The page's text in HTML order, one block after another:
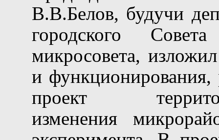
В.В.Белов, будучи
городского
микросовета,
и функционирования,
проект
изменения